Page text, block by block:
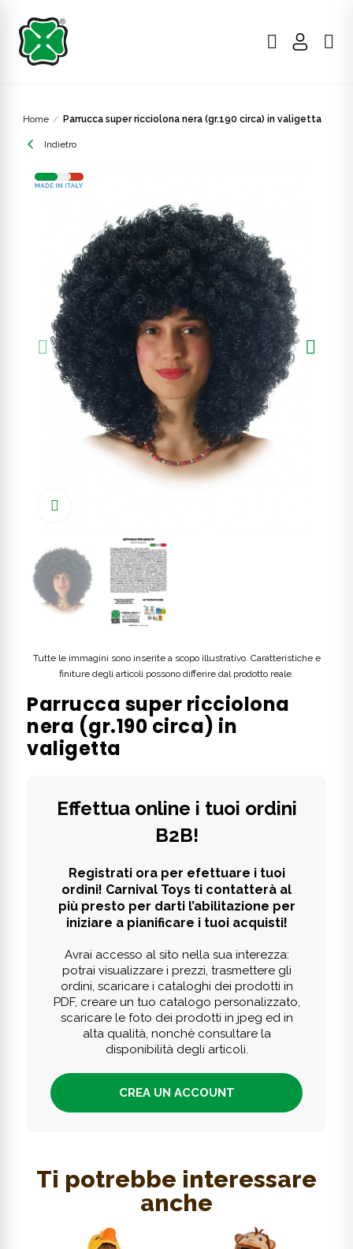
Home Parrucca super ricciolona nera (gr.190 circa) in valigetta
Indietro
Tutte le immagini sono inserite a scopo illustrativo. Caratteristiche e
finiture degli articoli possono differire dal prodotto reale.
Parrucca super ricciolona
nera (gr.190 circa) in
valigetta
Effettua online i tuoi ordini
B2B!
Registrati ora per efettuare i tuoi
ordini! Carnival Toys ti contatterà al
più presto per darti l’abilitazione per
iniziare a pianificare i tuoi acquisti!
Avrai accesso al sito nella sua interezza:
potrai visualizzare i prezzi, trasmettere gli
ordini, scaricare i cataloghi dei prodotti in
PDF, creare un tuo catalogo personalizzato,
scaricare le foto dei prodotti in jpeg ed in
alta qualità, nonchè consultare la
disponibilità degli articoli.
CREA UN ACCOUNT
Ti potrebbe interessare
anche